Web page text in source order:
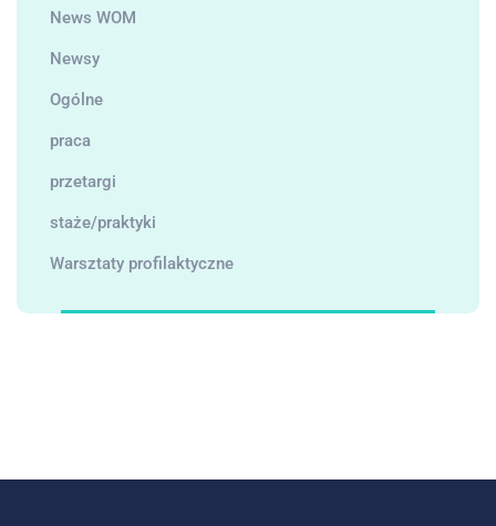
News WOM
Newsy
Ogólne
praca
przetargi
staże/praktyki
Warsztaty profilaktyczne